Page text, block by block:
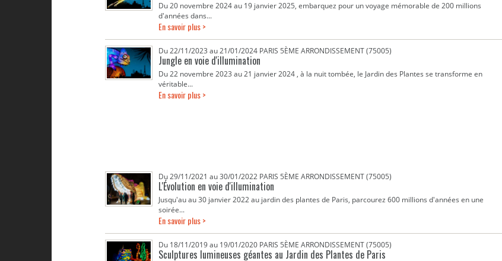
Du 20 novembre 2024 au 19 janvier 2025, embarquez pour un voyage mémorable de 200 millions
d'années dans...
En savoir plus >
Du 22/11/2023 au 21/01/2024 PARIS 5ÈME ARRONDISSEMENT (75005)
Jungle en voie d'illumination
Du 22 novembre 2023 au 21 janvier 2024 , à la nuit tombée, le Jardin des Plantes se transforme en
véritable...
En savoir plus >
Du 29/11/2021 au 30/01/2022 PARIS 5ÈME ARRONDISSEMENT (75005)
L'Évolution en voie d'illumination
Jusqu'au au 30 janvier 2022 au jardin des plantes de Paris, parcourez 600 millions d'années en une
soirée...
En savoir plus >
Du 18/11/2019 au 19/01/2020 PARIS 5ÈME ARRONDISSEMENT (75005)
Sculptures lumineuses géantes au Jardin des Plantes de Paris